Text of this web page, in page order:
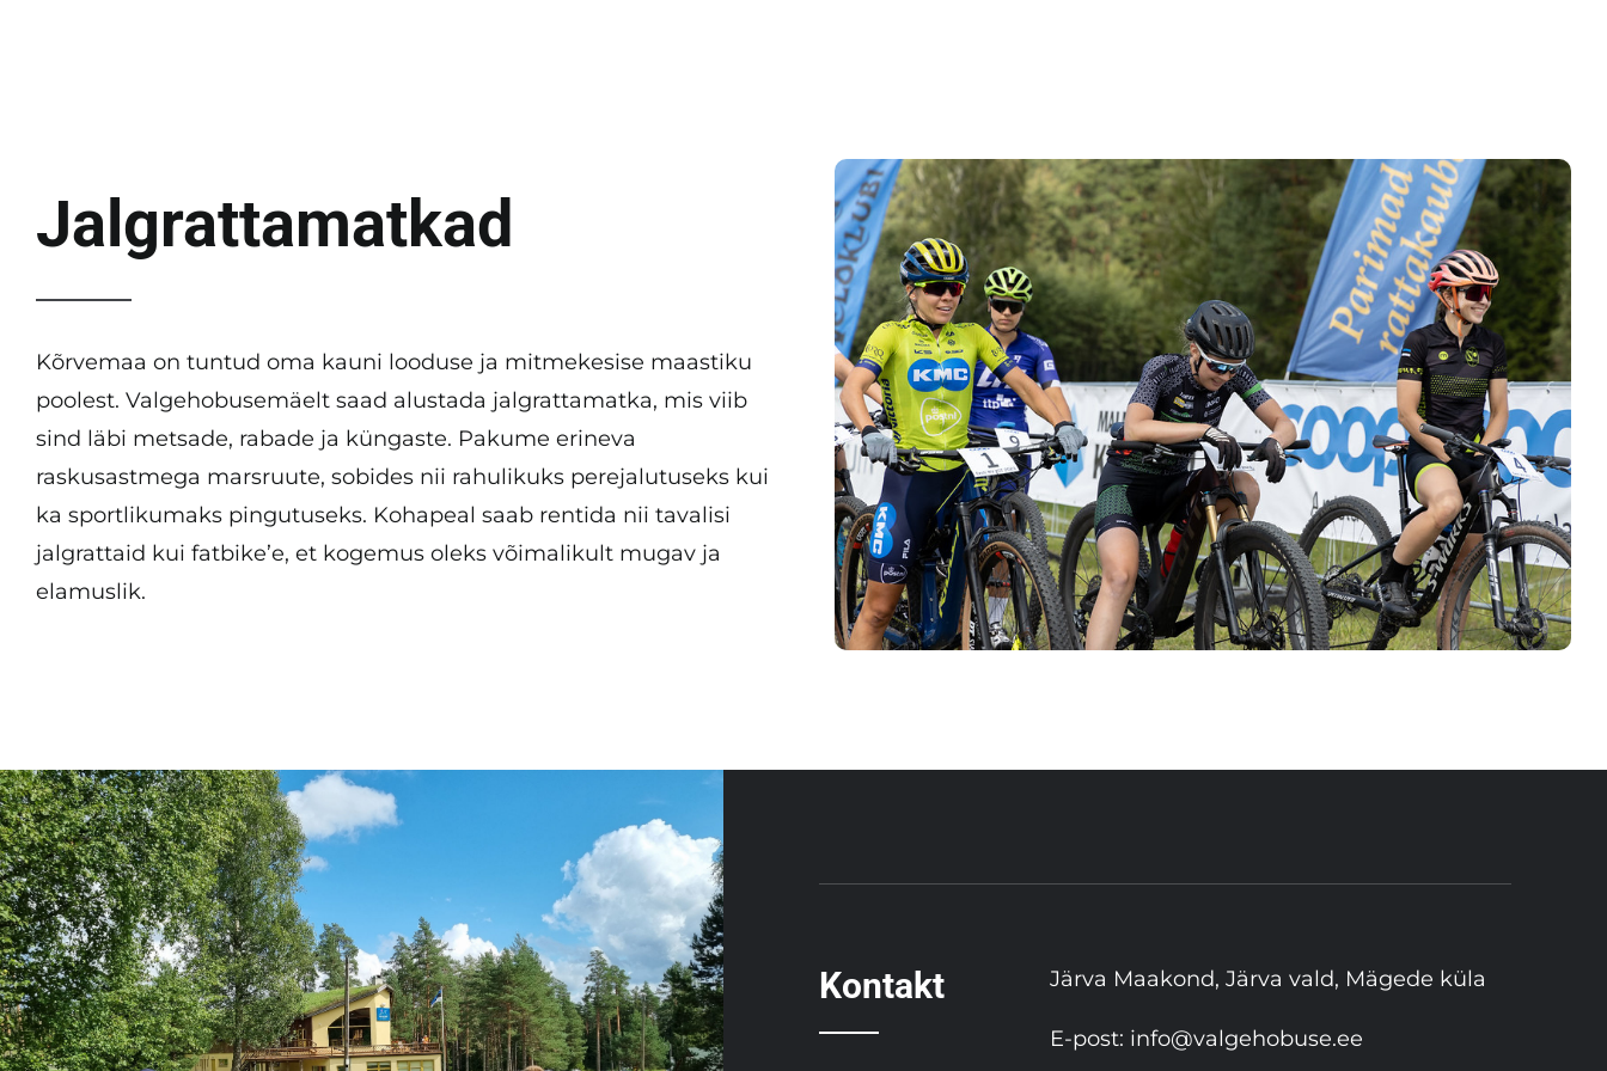
Jalgrattamatkad
Kõrvemaa on tuntud oma kauni looduse ja mitmekesise maastiku
poolest. Valgehobusemäelt saad alustada jalgrattamatka, mis viib
sind läbi metsade, rabade ja küngaste. Pakume erineva
raskusastmega marsruute, sobides nii rahulikuks perejalutuseks kui
ka sportlikumaks pingutuseks. Kohapeal saab rentida nii tavalisi
jalgrattaid kui fatbike’e, et kogemus oleks võimalikult mugav ja
elamuslik.
Kontakt Järva Maakond, Järva vald, Mägede küla
E-post: info@valgehobuse.ee